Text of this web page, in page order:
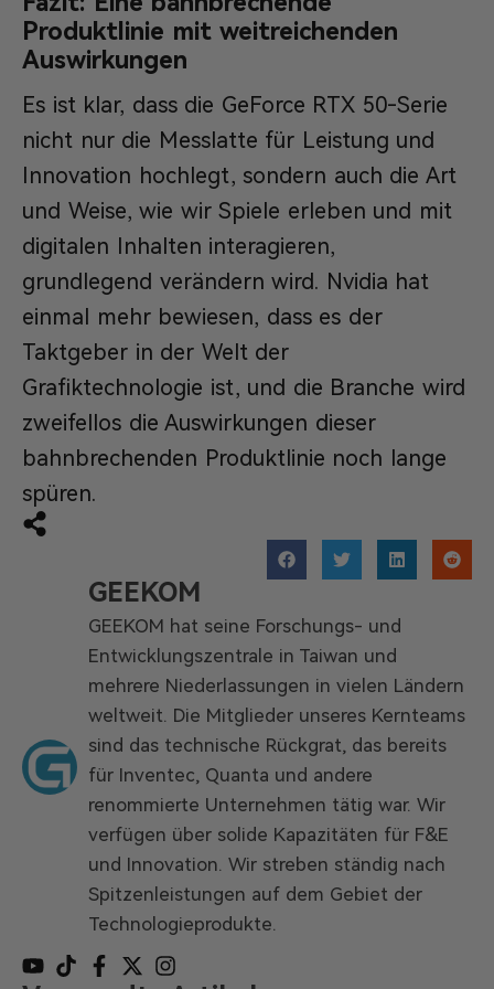
Produktlinie mit weitreichenden
Auswirkungen
Es ist klar, dass die GeForce RTX 50-Serie
nicht nur die Messlatte für Leistung und
Innovation hochlegt, sondern auch die Art
und Weise, wie wir Spiele erleben und mit
digitalen Inhalten interagieren,
grundlegend verändern wird. Nvidia hat
einmal mehr bewiesen, dass es der
Taktgeber in der Welt der
Grafiktechnologie ist, und die Branche wird
zweifellos die Auswirkungen dieser
bahnbrechenden Produktlinie noch lange
spüren.
GEEKOM
GEEKOM hat seine Forschungs- und
Entwicklungszentrale in Taiwan und
mehrere Niederlassungen in vielen Ländern
weltweit. Die Mitglieder unseres Kernteams
sind das technische Rückgrat, das bereits
für Inventec, Quanta und andere
renommierte Unternehmen tätig war. Wir
verfügen über solide Kapazitäten für F&E
und Innovation. Wir streben ständig nach
Spitzenleistungen auf dem Gebiet der
Technologieprodukte.